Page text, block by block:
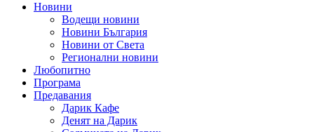
Новини
Водещи новини
Новини България
Новини от Света
Регионални новини
Любопитно
Програма
Предавания
Дарик Кафе
Денят на Дарик